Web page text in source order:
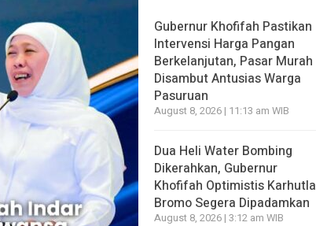
Gubernur Khofifah Pastikan
Intervensi Harga Pangan
Berkelanjutan, Pasar Murah
Disambut Antusias Warga
Pasuruan
August 8, 2026 | 11:13 am WIB
Dua Heli Water Bombing
Dikerahkan, Gubernur
Khofifah Optimistis Karhutla
Bromo Segera Dipadamkan
August 8, 2026 | 3:12 am WIB